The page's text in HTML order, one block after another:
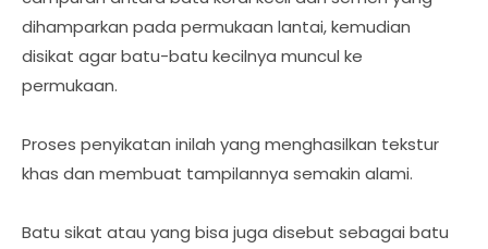
dihamparkan pada permukaan lantai, kemudian
disikat agar batu-batu kecilnya muncul ke
permukaan.
Proses penyikatan inilah yang menghasilkan tekstur
khas dan membuat tampilannya semakin alami.
Batu sikat atau yang bisa juga disebut sebagai batu